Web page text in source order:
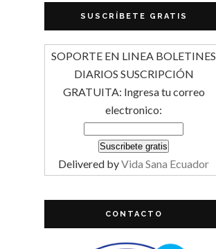
SUSCRÍBETE GRATIS
SOPORTE EN LINEA BOLETINES
DIARIOS SUSCRIPCIÓN
GRATUITA: Ingresa tu correo
electronico:
Delivered byVida Sana Ecuador
CONTACTO